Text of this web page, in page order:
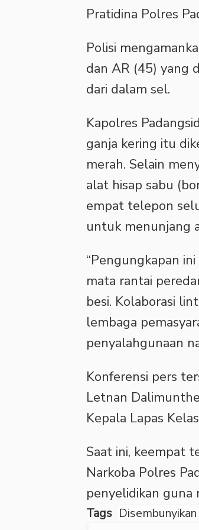
Pratidina Polres
Polisi
dan AR (45) yang
dari dalam sel.
Kapolres
ganja kering itu
merah. Selain
alat hisap sabu
empat telepon
untuk menunjang
“Pengungkapan
mata rantai
besi. Kolaborasi
lembaga
penyalahgunaan
Konferensi pers
Letnan
Kepala Lapas
Saat ini, keempat
Narkoba Polres
penyelidikan guna
Tags Disembunyikan